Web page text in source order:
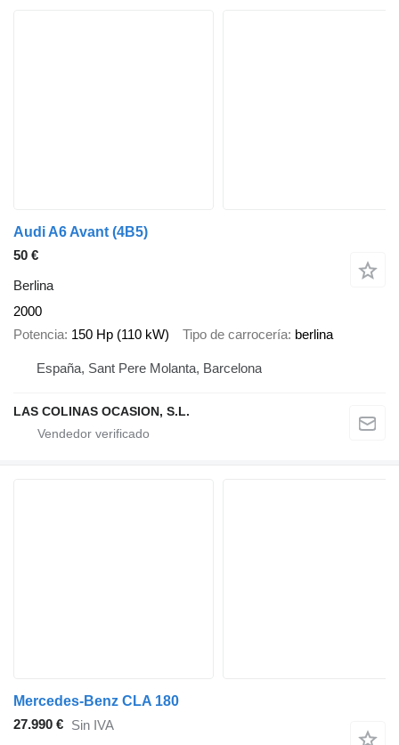
Audi A6 Avant (4B5)
50 €
Berlina
2000
Potencia 150 Hp (110 kW) Tipo de carrocería berlina
España, Sant Pere Molanta, Barcelona
LAS COLINAS OCASION, S.L.
Mercedes-Benz CLA 180
27.990 € Sin IVA